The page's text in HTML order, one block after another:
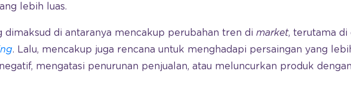
lebih luas.
dimaksud di antaranya mencakup perubahan tren di market, terutama di
. Lalu, mencakup juga rencana untuk menghadapi persaingan yang
mengatasi penurunan penjualan, atau meluncurkan produk